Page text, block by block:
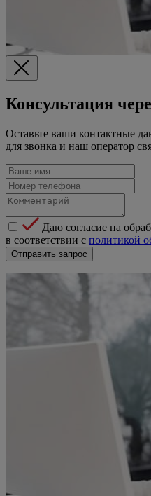
Консультация
Оставьте ваши контактные
для звонка и наш оператор
Даю согласие на
в соответствии с политикой
Отправить запрос